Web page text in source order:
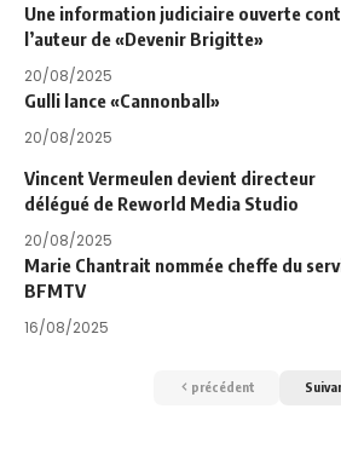
Une information judiciaire ouverte
l’auteur de «Devenir Brigitte»
20/08/2025
Gulli lance «Cannonball»
20/08/2025
Vincent Vermeulen devient directeur
délégué de Reworld Media Studio
20/08/2025
Marie Chantrait nommée cheffe du
BFMTV
16/08/2025
précédent